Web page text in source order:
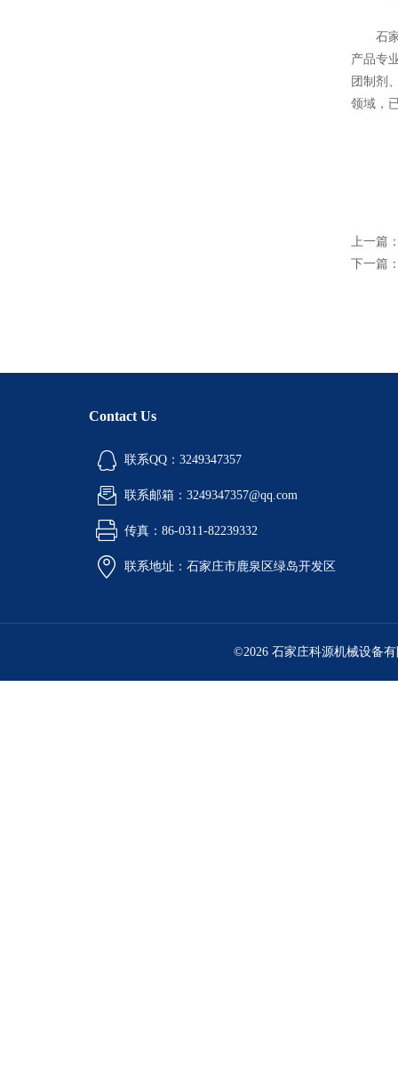
石家
产品专
团制剂
领域，
上一篇
下一篇
Contact Us
联系QQ：3249347357
联系邮箱：3249347357@qq.com
传真：86-0311-82239332
联系地址：石家庄市鹿泉区绿岛开发区
©2026 石家庄科源机械设备